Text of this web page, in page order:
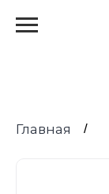
Главная /